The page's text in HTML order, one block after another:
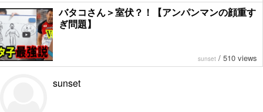
バタコさん＞室伏？！【アンパンマンの顔重す
ぎ問題】
sunset / 510 views
sunset